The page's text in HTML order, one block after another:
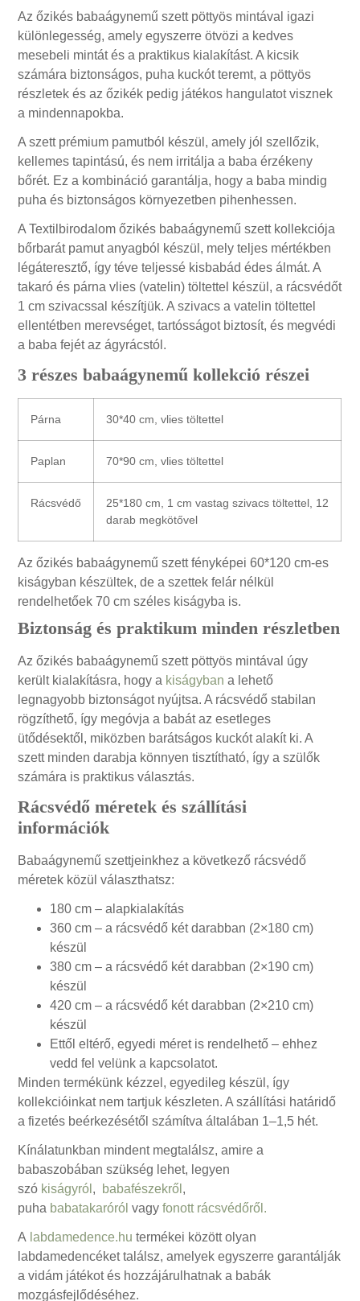
Az őzikés babaágynemű szett pöttyös mintával igazi
különlegesség, amely egyszerre ötvözi a kedves
mesebeli mintát és a praktikus kialakítást. A kicsik
számára biztonságos, puha kuckót teremt, a pöttyös
részletek és az őzikék pedig játékos hangulatot visznek
a mindennapokba.
A szett prémium pamutból készül, amely jól szellőzik,
kellemes tapintású, és nem irritálja a baba érzékeny
bőrét. Ez a kombináció garantálja, hogy a baba mindig
puha és biztonságos környezetben pihenhessen.
A Textilbirodalom őzikés babaágynemű szett kollekciója
bőrbarát pamut anyagból készül, mely teljes mértékben
légáteresztő, így téve teljessé kisbabád édes álmát. A
takaró és párna vlies (vatelin) töltettel készül, a rácsvédőt
1 cm szivacssal készítjük. A szivacs a vatelin töltettel
ellentétben merevséget, tartósságot biztosít, és megvédi
a baba fejét az ágyrácstól.
3 részes babaágynemű kollekció részei
Párna 30*40 cm, vlies töltettel
Paplan 70*90 cm, vlies töltettel
Rácsvédő
25*180 cm, 1 cm vastag szivacs töltettel, 12
darab megkötővel
Az őzikés babaágynemű szett fényképei 60*120 cm-es
kiságyban készültek, de a szettek felár nélkül
rendelhetőek 70 cm széles kiságyba is.
Biztonság és praktikum minden részletben
Az őzikés babaágynemű szett pöttyös mintával úgy
került kialakításra, hogy a kiságyban a lehető
legnagyobb biztonságot nyújtsa. A rácsvédő stabilan
rögzíthető, így megóvja a babát az esetleges
ütődésektől, miközben barátságos kuckót alakít ki. A
szett minden darabja könnyen tisztítható, így a szülők
számára is praktikus választás.
Rácsvédő méretek és szállítási
információk
Babaágynemű szettjeinkhez a következő rácsvédő
méretek közül választhatsz:
180 cm – alapkialakítás
360 cm – a rácsvédő két darabban (2×180 cm)
készül
380 cm – a rácsvédő két darabban (2×190 cm)
készül
420 cm – a rácsvédő két darabban (2×210 cm)
készül
Ettől eltérő, egyedi méret is rendelhető – ehhez
vedd fel velünk a kapcsolatot.
Minden termékünk kézzel, egyedileg készül, így
kollekcióinkat nem tartjuk készleten. A szállítási határidő
a fizetés beérkezésétől számítva általában 1–1,5 hét.
Kínálatunkban mindent megtalálsz, amire a
babaszobában szükség lehet, legyen
szó kiságyról , babafészekről ,
puha babatakaróról vagyfonott rácsvédőről.
A labdamedence.hu termékei között olyan
labdamedencéket találsz, amelyek egyszerre garantálják
a vidám játékot és hozzájárulhatnak a babák
mozgásfejlődéséhez.